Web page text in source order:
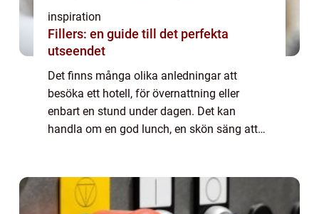
inspiration
Fillers: en guide till det perfekta
utseendet
Det finns många olika anledningar att
besöka ett hotell, för övernattning eller
enbart en stund under dagen. Det kan
handla om en god lunch, en skön säng att
d...